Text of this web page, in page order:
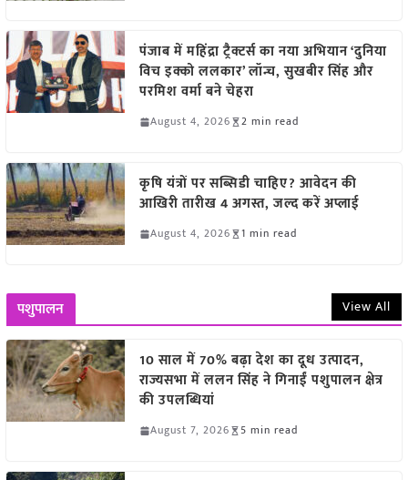
पंजाब में महिंद्रा ट्रैक्टर्स का नया अभियान ‘दुनिया
विच इक्को ललकार’ लॉन्च, सुखबीर सिंह और
परमिश वर्मा बने चेहरा
August 4, 2026 2 min read
कृषि यंत्रों पर सब्सिडी चाहिए? आवेदन की
आखिरी तारीख 4 अगस्त, जल्द करें अप्लाई
August 4, 2026 1 min read
पशुपालन View All
10 साल में 70% बढ़ा देश का दूध उत्पादन,
राज्यसभा में ललन सिंह ने गिनाईं पशुपालन क्षेत्र
की उपलब्धियां
August 7, 2026 5 min read